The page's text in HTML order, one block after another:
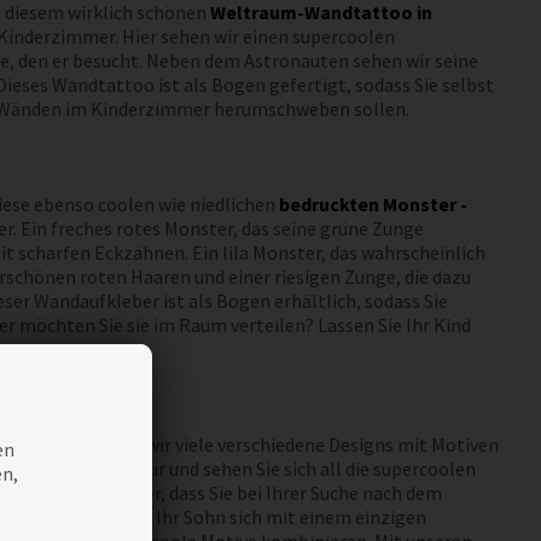
wirklich schönen Weltraum-Wandtattoo in
Hier sehen wir einen supercoolen
er besucht. Neben dem Astronauten sehen wir seine
Wandtattoo ist als Bogen gefertigt, sodass Sie selbst
im Kinderzimmer herumschweben sollen.
ebenso coolen wie niedlichen bedruckten Monster -
Ein freches rotes Monster, das seine grüne Zunge
scharfen Eckzähnen. Ein lila Monster, das wahrscheinlich
roten Haaren und einer riesigen Zunge, die dazu
Wandaufkleber ist als Bogen erhältlich, sodass Sie
Sie sie im Raum verteilen? Lassen Sie Ihr Kind
. Hier haben wir viele verschiedene Designs mit Motiven
Entdeckungstour und sehen Sie sich all die supercoolen
Sie sicher, dass Sie bei Ihrer Suche nach dem
dafür, dass Ihr Sohn sich mit einem einzigen